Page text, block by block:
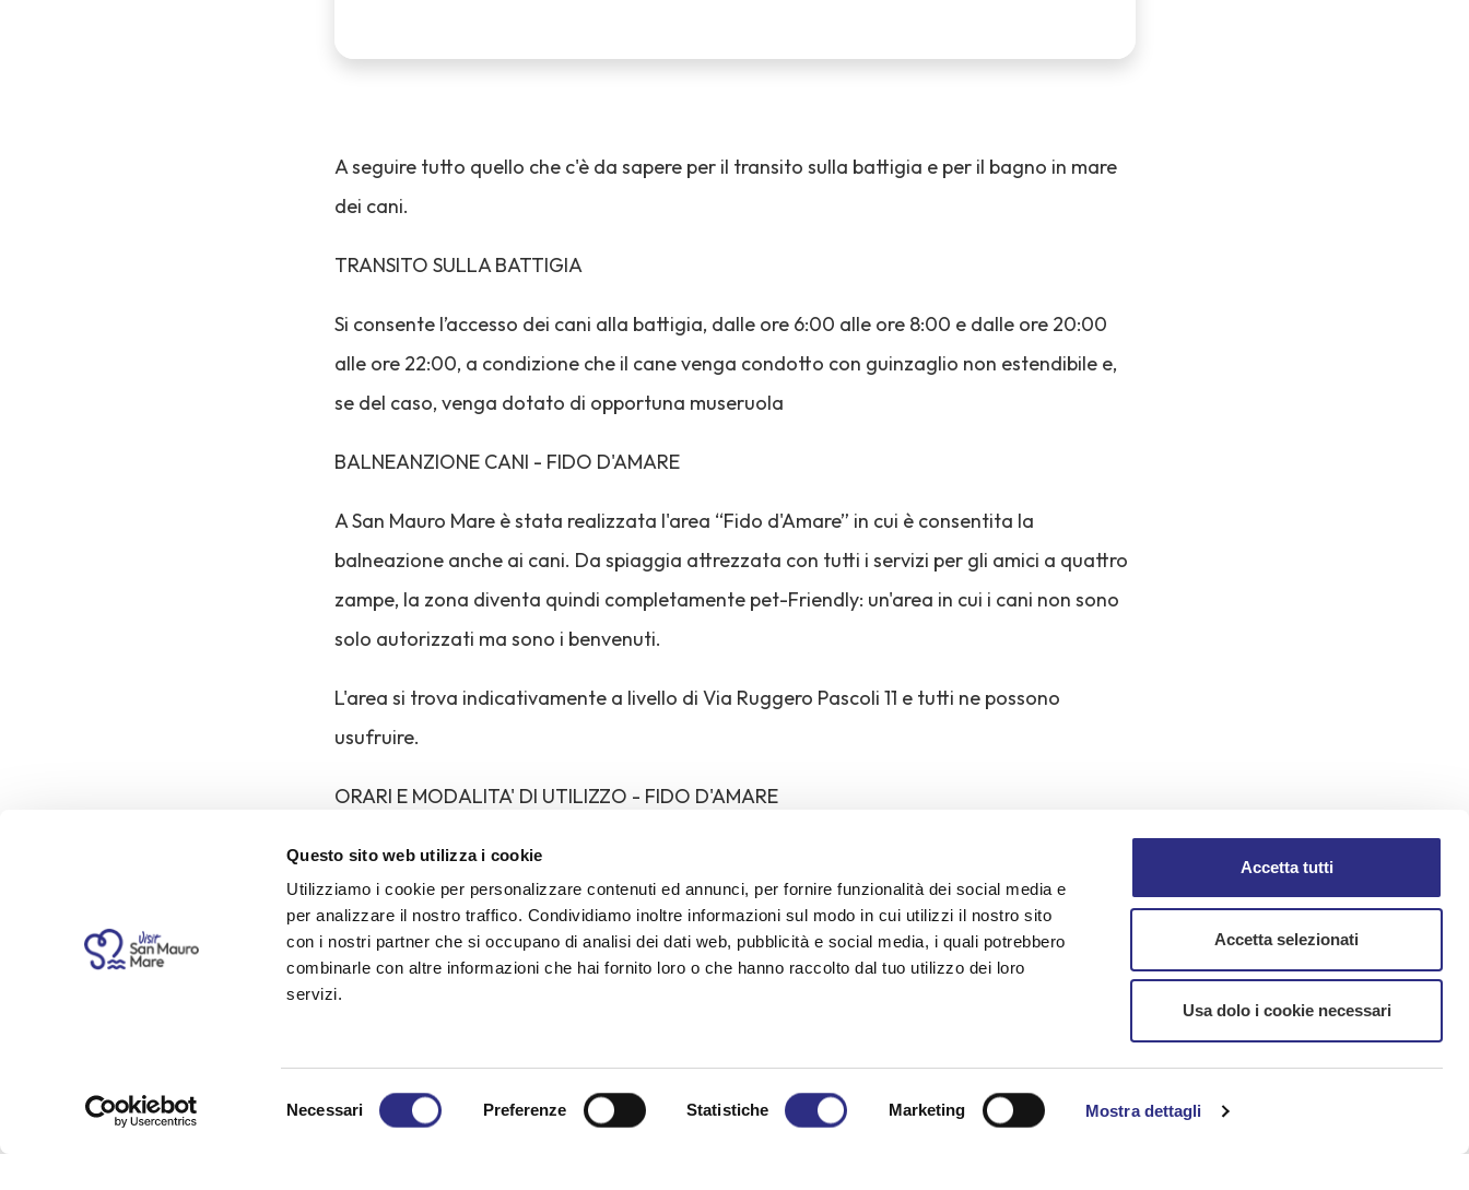
Questo sito web utilizza i cookie
Utilizziamo i cookie per personalizzare contenuti ed annunci, per fornire funzionalità dei social media e
per analizzare il nostro traffico. Condividiamo inoltre informazioni sul modo in cui utilizzi il nostro sito
con i nostri partner che si occupano di analisi dei dati web, pubblicità e social media, i quali potrebbero
combinarle con altre informazioni che hai fornito loro o che hanno raccolto dal tuo utilizzo dei loro
servizi.
Necessari Preferenze Statistiche Marketing Mostra dettagli
Accetta tutti
Accetta selezionati
Usa dolo i cookie necessari
A seguire tutto quello che c'è da sapere per il transito sulla battigia e per il bagno in mare
dei cani.
TRANSITO SULLA BATTIGIA
Si consente l’accesso dei cani alla battigia, dalle ore 6:00 alle ore 8:00 e dalle ore 20:00
alle ore 22:00, a condizione che il cane venga condotto con guinzaglio non estendibile e,
se del caso, venga dotato di opportuna museruola
BALNEANZIONE CANI - FIDO D'AMARE
A San Mauro Mare è stata realizzata l'area “Fido d'Amare” in cui è consentita la
balneazione anche ai cani. Da spiaggia attrezzata con tutti i servizi per gli amici a quattro
zampe, la zona diventa quindi completamente pet-Friendly: un'area in cui i cani non sono
solo autorizzati ma sono i benvenuti.
L'area si trova indicativamente a livello di Via Ruggero Pascoli 11 e tutti ne possono
usufruire.
ORARI E MODALITA' DI UTILIZZO - FIDO D'AMARE
La balneazione in mare per i cani è consentita nel suddetto specchio di mare, dalle ore
7.30 alle 9.00, dalle 12.30 alle 14:00 e dalle 19:00 alle 21:00. Il bagno deve essere vigilato,
con i cani al guinzaglio a cura del proprietario/detentore. Il bagno è consentito a non più
di 5 cani contemporaneamente e per un massimo di 10 minuti ciascuno.
Per poter essere ammessi al bagno in mare i cani dovranno essere in possesso di
certificato veterinario di “buona salute”, rilasciato negli ultimi 30 giorni. Eventuali